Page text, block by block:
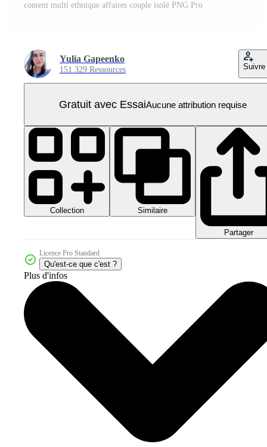
content multi ethnique affaires couple isolé PNG Pro
Yulia Gapeenko
151 329 Ressources Suivre
Gratuit avec EssaiAucune attribution requise
Collection Similaire
Partager
Licence Pro Standard
Qu'est-ce que c'est ?
Plus d'infos